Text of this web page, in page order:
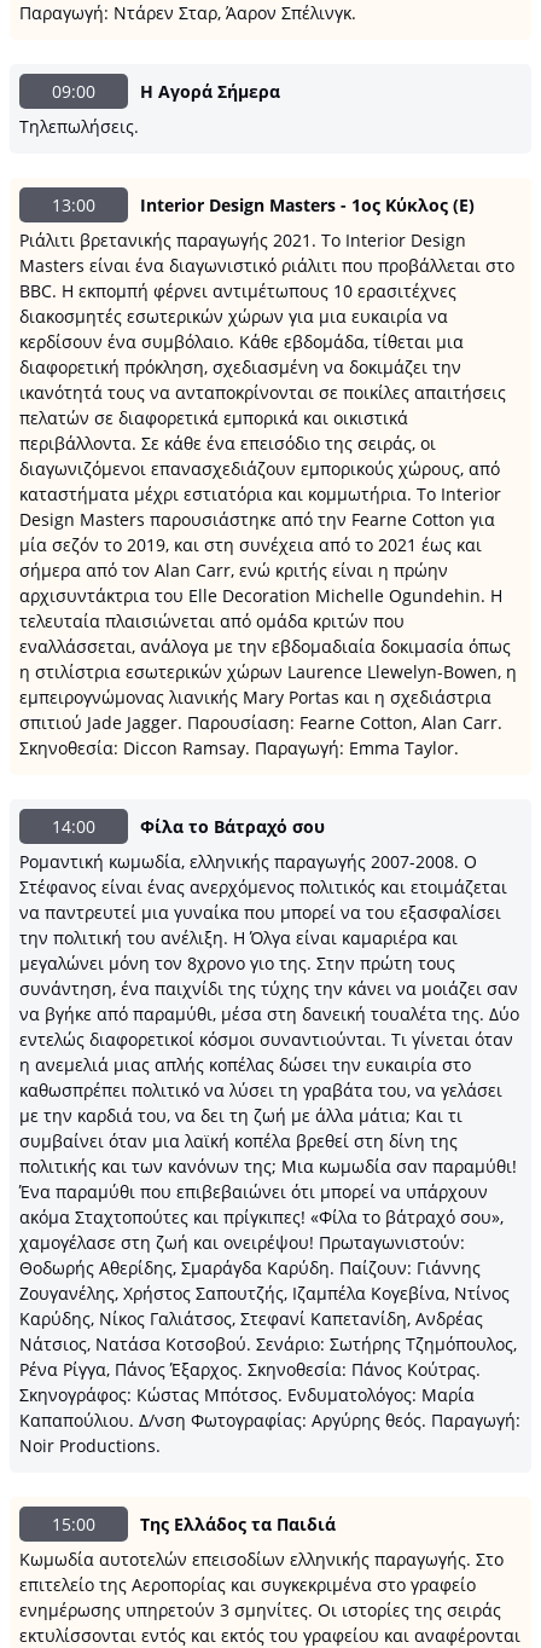
Παραγωγή: Ντάρεν Σταρ, Άαρον Σπέλινγκ.
09:00
Η Αγορά Σήμερα
Τηλεπωλήσεις.
13:00
Interior Design Masters - 1ος Κύκλος (E)
Pιάλιτι βρετανικής παραγωγής 2021. Το Interior Design
Masters είναι ένα διαγωνιστικό ριάλιτι που προβάλλεται στο
BBC. Η εκπομπή φέρνει αντιμέτωπους 10 ερασιτέχνες
διακοσμητές εσωτερικών χώρων για μια ευκαιρία να
κερδίσουν ένα συμβόλαιο. Κάθε εβδομάδα, τίθεται μια
διαφορετική πρόκληση, σχεδιασμένη να δοκιμάζει την
ικανότητά τους να ανταποκρίνονται σε ποικίλες απαιτήσεις
πελατών σε διαφορετικά εμπορικά και οικιστικά
περιβάλλοντα. Σε κάθε ένα επεισόδιο της σειράς, οι
διαγωνιζόμενοι επανασχεδιάζουν εμπορικούς χώρους, από
καταστήματα μέχρι εστιατόρια και κομμωτήρια. Το Interior
Design Masters παρουσιάστηκε από την Fearne Cotton για
μία σεζόν το 2019, και στη συνέχεια από το 2021 έως και
σήμερα από τον Alan Carr, ενώ κριτής είναι η πρώην
αρχισυντάκτρια του Elle Decoration Michelle Ogundehin. Η
τελευταία πλαισιώνεται από ομάδα κριτών που
εναλλάσσεται, ανάλογα με την εβδομαδιαία δοκιμασία όπως
η στιλίστρια εσωτερικών χώρων Laurence Llewelyn-Bowen, η
εμπειρογνώμονας λιανικής Mary Portas και η σχεδιάστρια
σπιτιού Jade Jagger. Παρουσίαση: Fearne Cotton, Alan Carr.
Σκηνοθεσία: Diccon Ramsay. Παραγωγή: Emma Taylor.
14:00
Φίλα το Βάτραχό σου
Ρομαντική κωμωδία, ελληνικής παραγωγής 2007-2008. Ο
Στέφανος είναι ένας ανερχόμενος πολιτικός και ετοιμάζεται
να παντρευτεί μια γυναίκα που μπορεί να του εξασφαλίσει
την πολιτική του ανέλιξη. Η Όλγα είναι καμαριέρα και
μεγαλώνει μόνη τον 8χρονο γιo της. Στην πρώτη τους
συνάντηση, ένα παιχνίδι της τύχης την κάνει να μοιάζει σαν
να βγήκε από παραμύθι, μέσα στη δανεική τουαλέτα της. Δύο
εντελώς διαφορετικοί κόσμοι συναντιούνται. Τι γίνεται όταν
η ανεμελιά μιας απλής κοπέλας δώσει την ευκαιρία στο
καθωσπρέπει πολιτικό να λύσει τη γραβάτα του, να γελάσει
με την καρδιά του, να δει τη ζωή με άλλα μάτια; Και τι
συμβαίνει όταν μια λαϊκή κοπέλα βρεθεί στη δίνη της
πολιτικής και των κανόνων της; Μια κωμωδία σαν παραμύθι!
Ένα παραμύθι που επιβεβαιώνει ότι μπορεί να υπάρχουν
ακόμα Σταχτοπούτες και πρίγκιπες! «Φίλα το βάτραχό σου»,
χαμογέλασε στη ζωή και ονειρέψου! Πρωταγωνιστούν:
Θοδωρής Αθερίδης, Σμαράγδα Καρύδη. Παίζουν: Γιάννης
Ζουγανέλης, Χρήστος Σαπουτζής, Ιζαμπέλα Κογεβίνα, Ντίνος
Καρύδης, Νίκος Γαλιάτσος, Στεφανί Καπετανίδη, Ανδρέας
Νάτσιος, Νατάσα Κοτσοβού. Σενάριο: Σωτήρης Τζημόπουλος,
Ρένα Ρίγγα, Πάνος Έξαρχος. Σκηνοθεσία: Πάνος Κούτρας.
Σκηνογράφος: Κώστας Μπότσος. Ενδυματολόγος: Μαρία
Καπαπούλιου. Δ/νση Φωτογραφίας: Αργύρης θεός. Παραγωγή:
Noir Productions.
15:00
Της Ελλάδος τα Παιδιά
Κωμωδία αυτοτελών επεισοδίων ελληνικής παραγωγής. Στο
επιτελείο της Αεροπορίας και συγκεκριμένα στο γραφείο
ενημέρωσης υπηρετούν 3 σμηνίτες. Οι ιστορίες της σειράς
εκτυλίσσονται εντός και εκτός του γραφείου και αναφέρονται